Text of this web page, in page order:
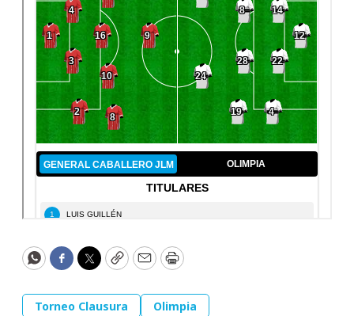
WhatsApp
Facebook
Twitter
CopyEmailPrint
Torneo Clausura
Olimpia